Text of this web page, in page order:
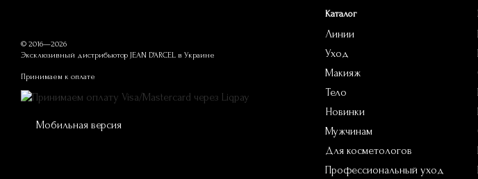
© 2016—2026
Эксклюзивный дистрибьютор JEAN D'ARCEL в Украине
Принимаем к оплате
Мобильная версия
Каталог
Линии
Уход
Макияж
Тело
Новинки
Мужчинам
Для косметологов
Профессиональный уход